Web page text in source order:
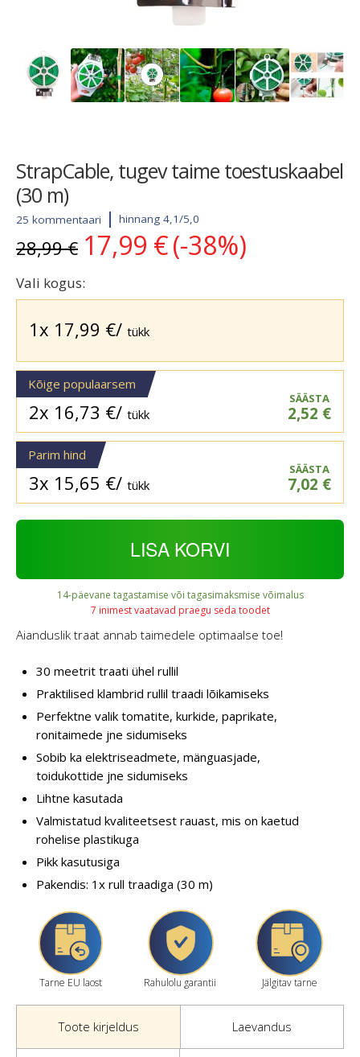
StrapCable, tugev taime toestuskaabel
(30 m)
25 kommentaari hinnang 4,1/5,0
28,99€ Algne
hind
oli:
28,99 €.
17,99 € Current
price
17,99 €.
(-38%)
Vali kogus:
1x 17,99 €/ tükk
Kõige populaarsem
2x 16,73 €/ tükk
SÄÄSTA
2,52 €
Parim hind
3x 15,65 €/ tükk
SÄÄSTA
7,02 €
LISA KORVI
14-päevane tagastamise või tagasimaksmise võimalus
7 inimest vaatavad praegu seda toodet
Aianduslik traat annab taimedele optimaalse toe!
30 meetrit traati ühel rullil
Praktilised klambrid rullil traadi lõikamiseks
Perfektne valik tomatite, kurkide, paprikate,
ronitaimede jne sidumiseks
Sobib ka elektriseadmete, mänguasjade,
toidukottide jne sidumiseks
Lihtne kasutada
Valmistatud kvaliteetsest rauast, mis on kaetud
rohelise plastikuga
Pikk kasutusiga
Pakendis: 1x rull traadiga (30 m)
Tarne EU laost Rahulolu garantii Jälgitav tarne
Toote kirjeldus Laevandus